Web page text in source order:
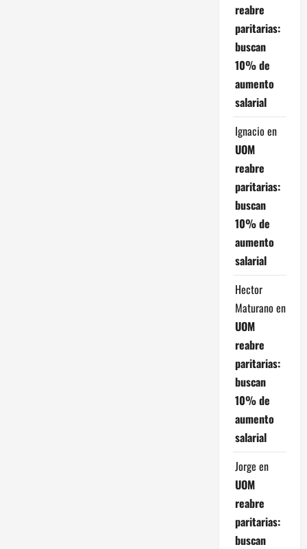
reabre
paritarias:
buscan
10% de
aumento
salarial
Ignacio en
UOM
reabre
paritarias:
buscan
10% de
aumento
salarial
Hector
Maturano en
UOM
reabre
paritarias:
buscan
10% de
aumento
salarial
Jorge en
UOM
reabre
paritarias:
buscan